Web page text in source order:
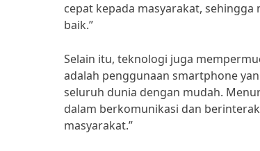
cepat kepada masyarakat,
baik.”
Selain itu, teknologi juga
adalah penggunaan smartphone
seluruh dunia dengan mudah.
dalam berkomunikasi dan
masyarakat.”